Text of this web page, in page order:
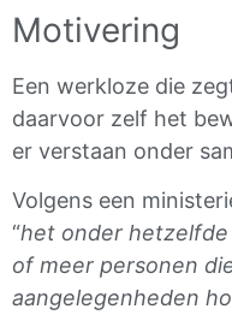
Motivering
Een werkloze die
daarvoor zelf het
er verstaan onder
Volgens een
“het onder
of meer personen
aangelegenheden